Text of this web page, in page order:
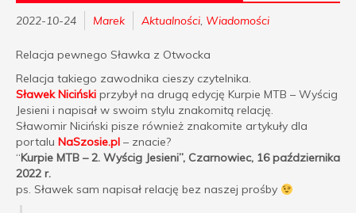
2022-10-24 Marek Aktualności, Wiadomości
Relacja pewnego Sławka z Otwocka
Relacja takiego zawodnika cieszy czytelnika.
Sławek Niciński przybył na drugą edycję Kurpie MTB – Wyścig
Jesieni i napisał w swoim stylu znakomitą relację.
Sławomir Niciński pisze również znakomite artykuły dla
portalu NaSzosie.pl – znacie?
“Kurpie MTB – 2. Wyścig Jesieni”, Czarnowiec, 16 października
2022 r.
ps. Sławek sam napisał relację bez naszej prośby